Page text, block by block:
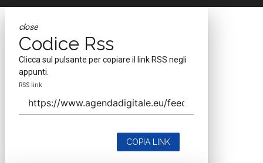
close
Codice Rss
Clicca sul pulsante per copiare il link RSS negli
appunti.
RSS link
COPIA LINK